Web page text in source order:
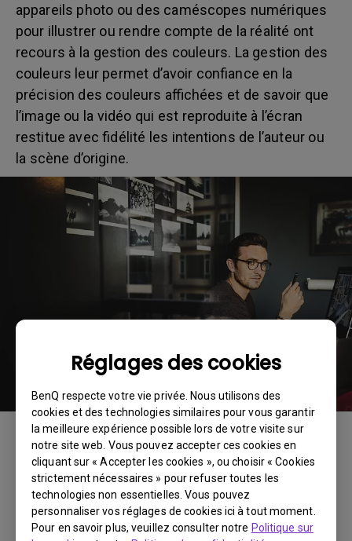
Réglages des cookies
BenQ respecte votre vie privée. Nous utilisons des
cookies et des technologies similaires pour vous garantir
la meilleure expérience possible lors de votre visite sur
notre site web. Vous pouvez accepter ces cookies en
cliquant sur « Accepter les cookies », ou choisir « Cookies
strictement nécessaires » pour refuser toutes les
technologies non essentielles. Vous pouvez
personnaliser vos réglages de cookies ici à tout moment.
Pour en savoir plus, veuillez consulter notre Politique sur
appareils photo ou des caméscopes numériques
pour illustrer ou rendre compte de la réalité ont
recours à la gestion des couleurs. La gestion des
couleurs leur permet d’avoir confiance en la
précision des couleurs affichées et de savoir que
l’image ou la vidéo qui est reproduite à l’écran
restitue avec fidélité les intentions de l’auteur ou
la scène d’origine.
Les monteurs en post-production qui utilisent des
logiciels informatiques pour éditer des photos,
des vidéos et des illustrations ont besoin de
manipuler et de gérer la couleur. Les